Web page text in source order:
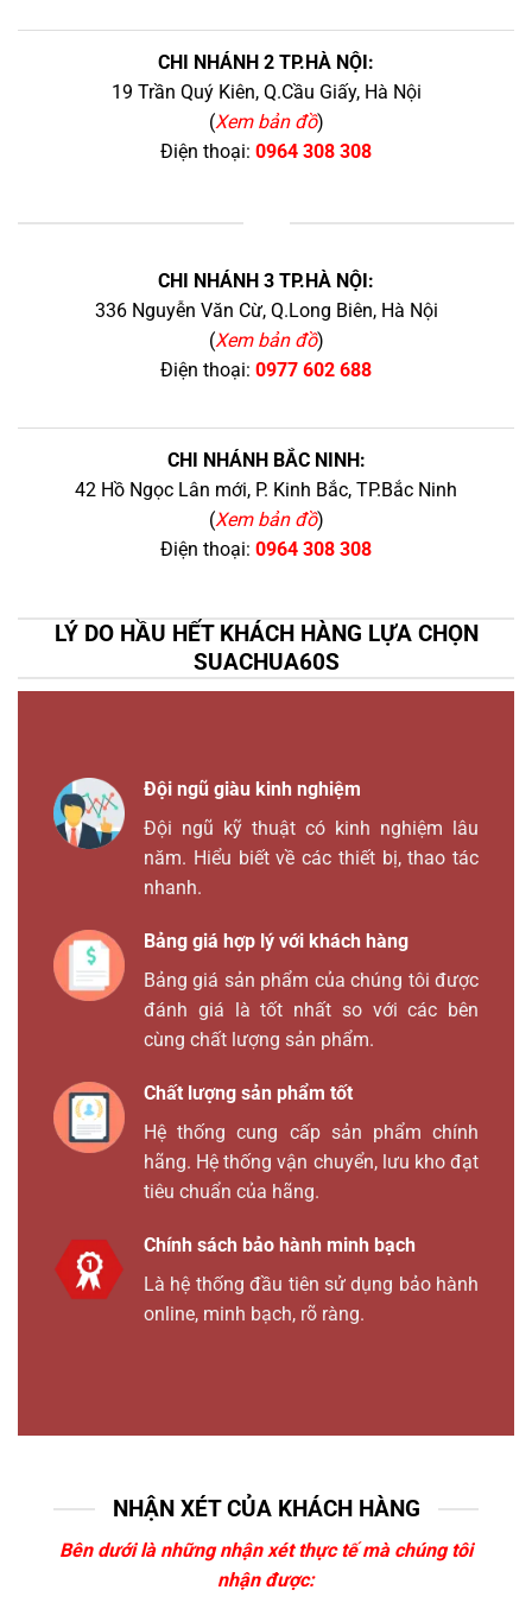
CHI NHÁNH 2 TP.HÀ NỘI:
19 Trần Quý Kiên, Q.Cầu Giấy, Hà Nội
(Xem bản đồ)
Điện thoại: 0964 308 308
CHI NHÁNH 3 TP.HÀ NỘI:
336 Nguyễn Văn Cừ, Q.Long Biên, Hà Nội
(Xem bản đồ)
Điện thoại: 0977 602 688
CHI NHÁNH BẮC NINH:
42 Hồ Ngọc Lân mới, P. Kinh Bắc, TP.Bắc Ninh
(Xem bản đồ)
Điện thoại: 0964 308 308
LÝ DO HẦU HẾT KHÁCH HÀNG LỰA CHỌN
SUACHUA60S
Đội ngũ giàu kinh nghiệm
Đội ngũ kỹ thuật có kinh nghiệm lâu
năm. Hiểu biết về các thiết bị, thao tác
nhanh.
Bảng giá hợp lý với khách hàng
Bảng giá sản phẩm của chúng tôi được
đánh giá là tốt nhất so với các bên
cùng chất lượng sản phẩm.
Chất lượng sản phẩm tốt
Hệ thống cung cấp sản phẩm chính
hãng. Hệ thống vận chuyển, lưu kho đạt
tiêu chuẩn của hãng.
Chính sách bảo hành minh bạch
Là hệ thống đầu tiên sử dụng bảo hành
online, minh bạch, rõ ràng.
NHẬN XÉT CỦA KHÁCH HÀNG
Bên dưới là những nhận xét thực tế mà chúng tôi
nhận được: